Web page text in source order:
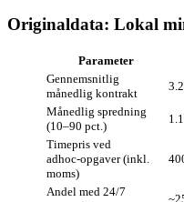
Originaldata: Lokal
Parameter
Gennemsnitlig
månedlig kontrakt
Månedlig spredning
(10–90 pct.)
Timepris ved
adhoc‑opgaver (inkl.
moms)
Andel med 24/7